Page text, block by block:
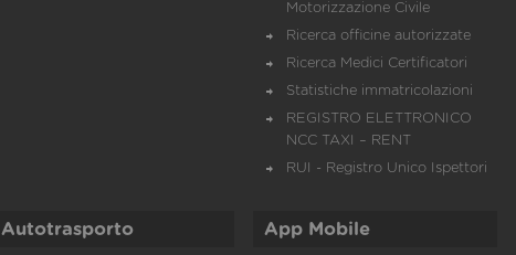
Motorizzazione Civile
Ricerca officine autorizzate
Ricerca Medici Certificatori
Statistiche immatricolazioni
REGISTRO ELETTRONICO
NCC TAXI – RENT
RUI - Registro Unico Ispettori
Autotrasporto App Mobile